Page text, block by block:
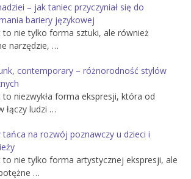
– jak taniec przyczyniał się do
bariery językowej
to nie tylko forma sztuki, ale również
narzędzie, …
contemporary – różnorodność stylów
to niezwykła forma ekspresji, która od
łączy ludzi …
tańca na rozwój poznawczy u dzieci i
to nie tylko forma artystycznej ekspresji, ale
…